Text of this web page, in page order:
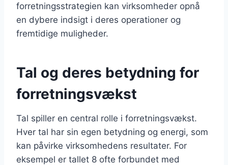
forretningsstrategien kan virksomheder opnå
en dybere indsigt i deres operationer og
fremtidige muligheder.
Tal og deres betydning for
forretningsvækst
Tal spiller en central rolle i forretningsvækst.
Hver tal har sin egen betydning og energi, som
kan påvirke virksomhedens resultater. For
eksempel er tallet 8 ofte forbundet med